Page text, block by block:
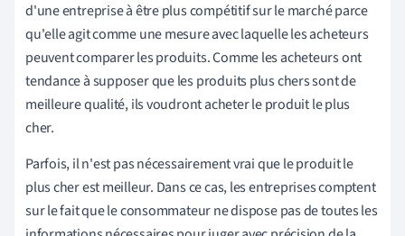
d'une entreprise à être plus compétitif sur le marché parce
qu'elle agit comme une mesure avec laquelle les acheteurs
peuvent comparer les produits. Comme les acheteurs ont
tendance à supposer que les produits plus chers sont de
meilleure qualité, ils voudront acheter le produit le plus
cher.
Parfois, il n'est pas nécessairement vrai que le produit le
plus cher est meilleur. Dans ce cas, les entreprises comptent
sur le fait que le consommateur ne dispose pas de toutes les